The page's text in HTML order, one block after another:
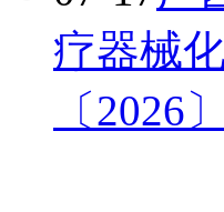
疗器械
〔2026